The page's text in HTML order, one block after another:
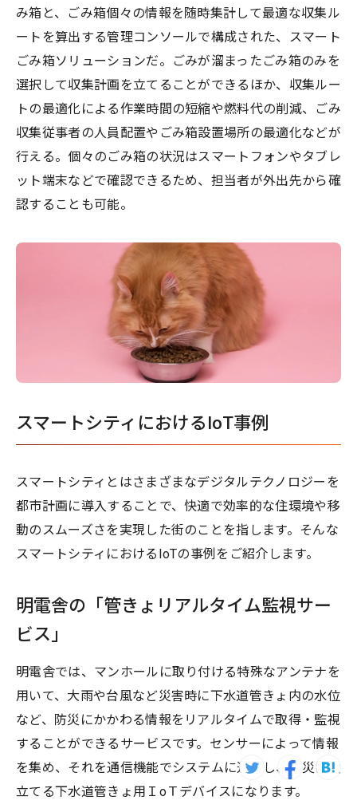
み箱と、ごみ箱個々の情報を随時集計して最適な収集ル
ートを算出する管理コンソールで構成された、スマート
ごみ箱ソリューションだ。ごみが溜まったごみ箱のみを
選択して収集計画を立てることができるほか、収集ルー
トの最適化による作業時間の短縮や燃料代の削減、ごみ
収集従事者の人員配置やごみ箱設置場所の最適化などが
行える。個々のごみ箱の状況はスマートフォンやタブレ
ット端末などで確認できるため、担当者が外出先から確
認することも可能。
スマートシティにおけるIoT事例
スマートシティとはさまざまなデジタルテクノロジーを
都市計画に導入することで、快適で効率的な住環境や移
動のスムーズさを実現した街のことを指します。そんな
スマートシティにおけるIoTの事例をご紹介します。
明電舎の「管きょリアルタイム監視サー
ビス」
明電舎では、マンホールに取り付ける特殊なアンテナを
用いて、大雨や台風など災害時に下水道管きょ内の水位
など、防災にかかわる情報をリアルタイムで取得・監視
することができるサービスです。センサーによって情報
を集め、それを通信機能でシステムに送信し、防災に役
立てる下水道管きょ用ＩoＴデバイスになります。